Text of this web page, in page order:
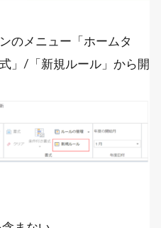
のメニュー「ホームタ
」/「新規ルール」から開